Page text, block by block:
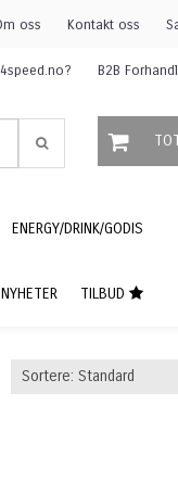
oss Kontakt oss
B2B
ENERGY/DRINK/GODIS
NYHETER TILBUD